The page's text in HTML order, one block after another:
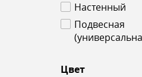
Настенный
Подвесная
Цвет